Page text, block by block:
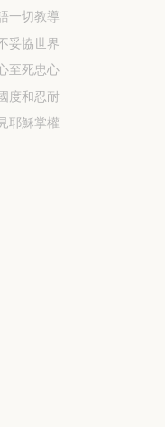
一切教導
妥協世界
至死忠心
度和忍耐
耶穌掌權